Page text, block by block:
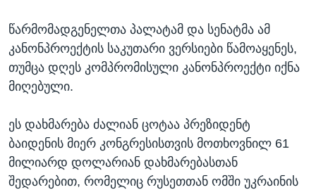
წარმომადგენელთა პალატამ და სენატმა ამ
კანონპროექტის საკუთარი ვერსიები წამოაყენეს,
თუმცა დღეს კომპრომისული კანონპროექტი იქნა
მიღებული.
ეს დახმარება ძალიან ცოტაა პრეზიდენტ
ბაიდენის მიერ კონგრესისთვის მოთხოვნილ 61
მილიარდ დოლარიან დახმარებასთან
შედარებით, რომელიც რუსეთთან ომში უკრაინის